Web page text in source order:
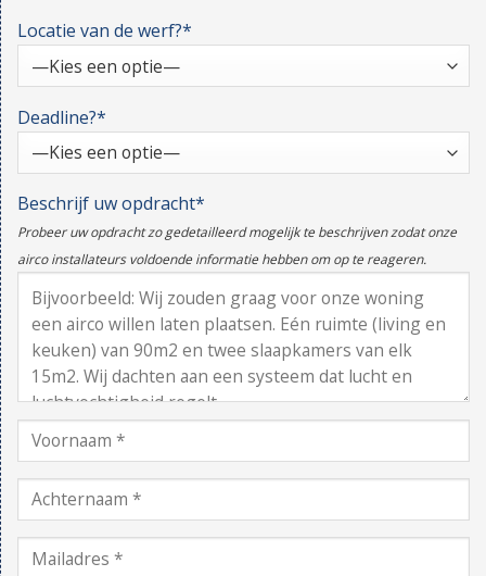
Locatie van de werf?*
Deadline?*
Beschrijf uw opdracht*
Probeer uw opdracht zo gedetailleerd mogelijk te beschrijven zodat onze
airco installateurs voldoende informatie hebben om op te reageren.